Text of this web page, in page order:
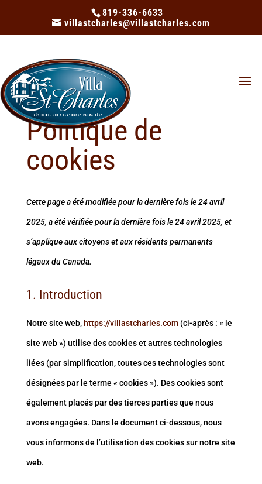
819-336-6633
villastcharles@villastcharles.com
Politique de
cookies
Cette page a été modifiée pour la dernière fois le 24 avril
2025, a été vérifiée pour la dernière fois le 24 avril 2025, et
s’applique aux citoyens et aux résidents permanents
légaux du Canada.
1. Introduction
Notre site web, https://villastcharles.com(ci-après : « le
site web ») utilise des cookies et autres technologies
liées (par simplification, toutes ces technologies sont
désignées par le terme « cookies »). Des cookies sont
également placés par des tierces parties que nous
avons engagées. Dans le document ci-dessous, nous
vous informons de l’utilisation des cookies sur notre site
web.